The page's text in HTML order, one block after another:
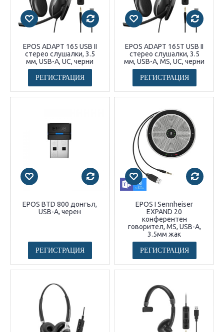
EPOS ADAPT 165 USB II
стерео слушалки, 3.5
мм, USB-A, UC, черни
РЕГИСТРАЦИЯ
EPOS ADAPT 165T USB II
стерео слушалки, 3.5
мм, USB-A, MS, UC, черни
РЕГИСТРАЦИЯ
EPOS BTD 800 донгъл,
USB-A, черен
РЕГИСТРАЦИЯ
EPOS I Sennheiser
EXPAND 20
конферентен
говорител, MS, USB-A,
3.5мм жак
РЕГИСТРАЦИЯ